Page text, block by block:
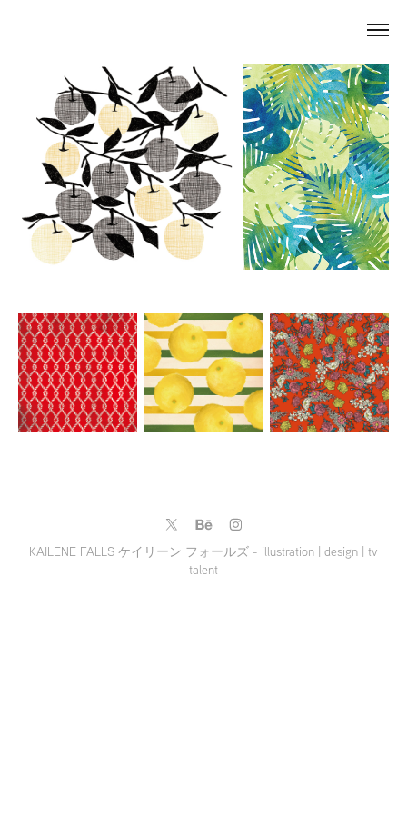
KAILENE FALLS ケイリーン フォールズ - illustration | design | tv
talent